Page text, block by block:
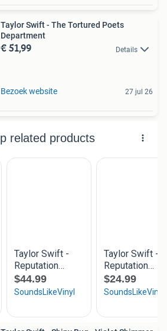
Taylor Swift - The Tortured Poets
Department
€ 51,99 Details
Bezoek website 27 jul 26